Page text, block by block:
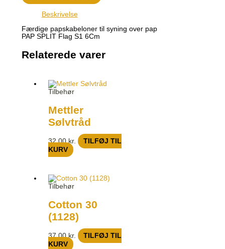
Beskrivelse
Færdige papskabeloner til syning over pap
PAP SPLIT Flag S1 6Cm
Relaterede varer
Tilbehør
Mettler
Sølvtråd
32,00kr.
TILFØJ TIL
KURV
Tilbehør
Cotton 30
(1128)
37,00kr.
TILFØJ TIL
KURV